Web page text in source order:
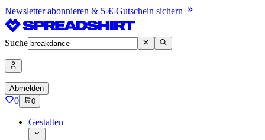
Newsletter abonnieren & 5-€-Gutschein sichern
Suche
Abmelden
0 0
Gestalten